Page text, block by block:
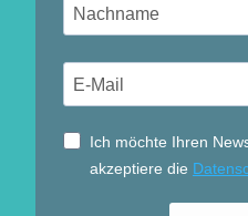
Ich möchte Ihren
akzeptiere die